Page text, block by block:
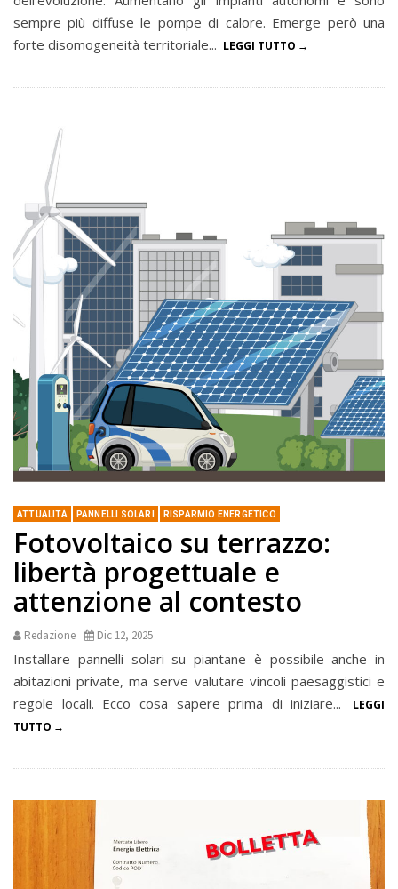
sempre più diffuse le pompe di calore. Emerge però una
forte disomogeneità territoriale... LEGGI TUTTO
ATTUALITÀ PANNELLI SOLARI RISPARMIO ENERGETICO
Fotovoltaico su terrazzo:
libertà progettuale e
attenzione al contesto
Redazione Dic 12, 2025
Installare pannelli solari su piantane è possibile anche in
abitazioni private, ma serve valutare vincoli paesaggistici e
regole locali. Ecco cosa sapere prima di iniziare...
LEGGI
TUTTO